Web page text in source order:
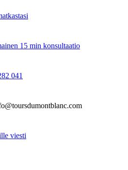
15 min konsultaatio
041
viesti